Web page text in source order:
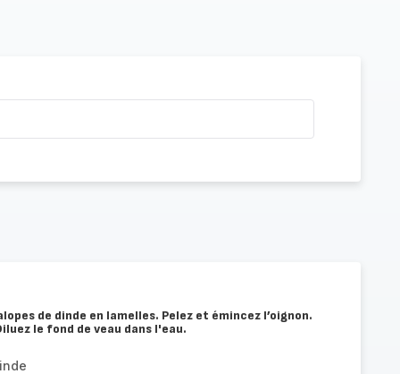
de dinde en lamelles. Pelez et émincez l’oignon.
le fond de veau dans l'eau.